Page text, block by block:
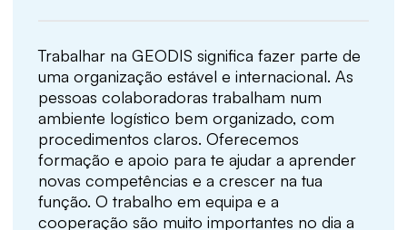
Trabalhar na GEODIS significa fazer parte de
uma organização estável e internacional. As
pessoas colaboradoras trabalham num
ambiente logístico bem organizado, com
procedimentos claros. Oferecemos
formação e apoio para te ajudar a aprender
novas competências e a crescer na tua
função. O trabalho em equipa e a
cooperação são muito importantes no dia a